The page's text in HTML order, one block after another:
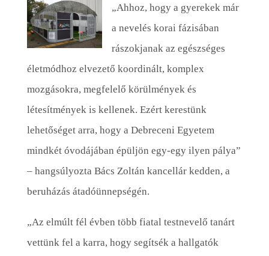
„Ahhoz, hogy a gyerekek már
a nevelés korai fázisában
rászokjanak az egészséges
életmódhoz elvezető koordinált, komplex
mozgásokra, megfelelő körülmények és
létesítmények is kellenek. Ezért kerestünk
lehetőséget arra, hogy a Debreceni Egyetem
mindkét óvodájában épüljön egy-egy ilyen pálya”
– hangsúlyozta Bács Zoltán kancellár kedden, a
beruházás átadóünnepségén.
„Az elmúlt fél évben több fiatal testnevelő tanárt
vettünk fel a karra, hogy segítsék a hallgatók